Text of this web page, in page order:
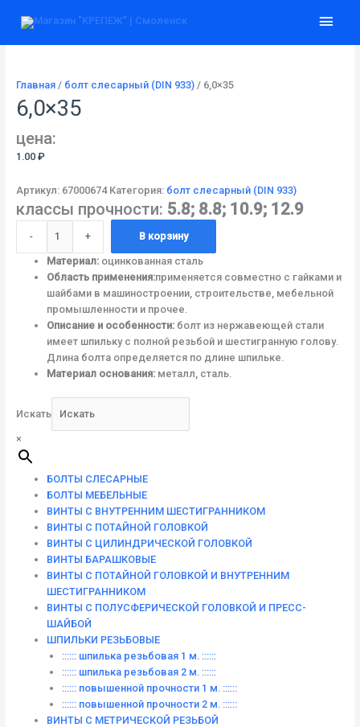
Главная/ болт слесарный (DIN 933)/ 6,0×35
6,0×35
цена:
1.00 ₽
Артикул: 67000674 Категория: болт слесарный (DIN 933)
классы прочности: 5.8; 8.8; 10.9; 12.9
-
товара
+ В корзину
Материал:оцинкованная сталь
Область применения:применяется совместно с гайками и
шайбами в машиностроении, строительстве, мебельной
промышленности и прочее.
Описание и особенности:болт из нержавеющей стали
имеет шпильку с полной резьбой и шестигранную голову.
Длина болта определяется по длине шпильке.
Материал основания:металл, сталь.
Искать
×
БОЛТЫ СЛЕСАРНЫЕ
БОЛТЫ МЕБЕЛЬНЫЕ
ВИНТЫ С ВНУТРЕННИМ ШЕСТИГРАННИКОМ
ВИНТЫ С ПОТАЙНОЙ ГОЛОВКОЙ
ВИНТЫ С ЦИЛИНДРИЧЕСКОЙ ГОЛОВКОЙ
ВИНТЫ БАРАШКОВЫЕ
ВИНТЫ С ПОТАЙНОЙ ГОЛОВКОЙ И ВНУТРЕННИМ
ШЕСТИГРАННИКОМ
ВИНТЫ С ПОЛУСФЕРИЧЕСКОЙ ГОЛОВКОЙ И ПРЕСС-
ШАЙБОЙ
ШПИЛЬКИ РЕЗЬБОВЫЕ
:::::: шпилька резьбовая 1 м. ::::::
:::::: шпилька резьбовая 2 м. ::::::
:::::: повышенной прочности 1 м. ::::::
:::::: повышенной прочности 2 м. ::::::
ВИНТЫ C МЕТРИЧЕСКОЙ РЕЗЬБОЙ